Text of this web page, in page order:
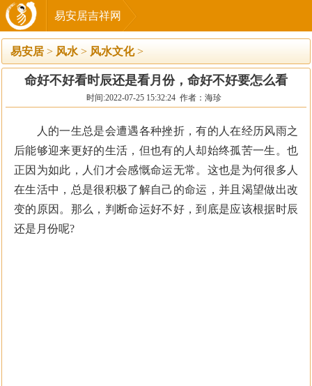
易安居吉祥网
易安居 > 风水 > 风水文化>
命好不好看时辰还是看月份，命好不好要怎么看
时间:2022-07-25 15:32:24 作者：海珍
人的一生总是会遭遇各种挫折，有的人在经历风雨之
后能够迎来更好的生活，但也有的人却始终孤苦一生。也
正因为如此，人们才会感慨命运无常。这也是为何很多人
在生活中，总是很积极了解自己的命运，并且渴望做出改
变的原因。那么，判断命运好不好，到底是应该根据时辰
还是月份呢?